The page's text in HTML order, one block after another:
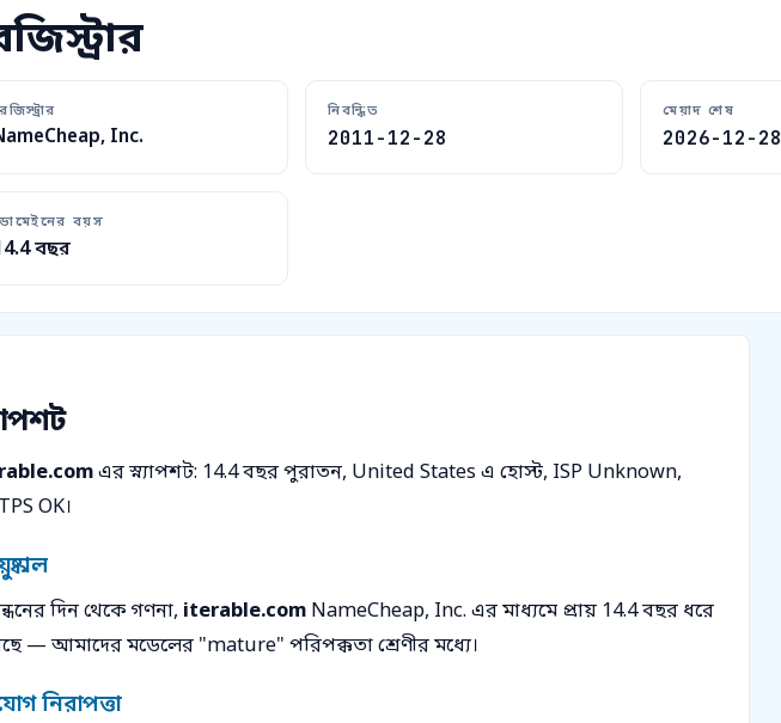
Inc.
নিবন্ধিত
2011-12-28
মেয়াদ শেষ
2026-12-28
বয়স
বছর
এর স্ন্যাপশট: 14.4 বছর পুরাতন, United States এ হোস্ট, ISP Unknown,
OK।
দিন থেকে গণনা, iterable.com NameCheap, Inc. এর মাধ্যমে প্রায় 14.4 বছর ধরে
— আমাদের মডেলের "mature" পরিপক্কতা শ্রেণীর মধ্যে।
নিরাপত্তা